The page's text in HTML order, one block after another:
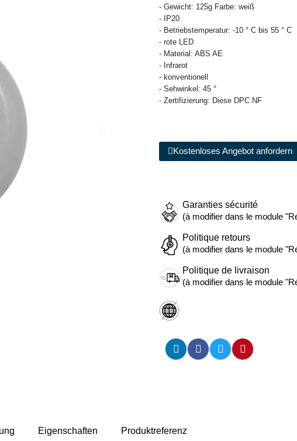
- Gewicht: 125g Farbe: weiß
- IP20
- Betriebstemperatur: -10 ° C bis 55 ° C
- rote LED
- Material: ABS AE
- Infrarot
- konventionell
- Sehwinkel: 45 °
- Zertifizierung: Diese DPC NF
Kostenloses Angebot anfordern
Garanties sécurité
(à modifier dans le module
Politique retours
(à modifier dans le module
Politique de livraison
(à modifier dans le module
Eigenschaften Produktreferenz